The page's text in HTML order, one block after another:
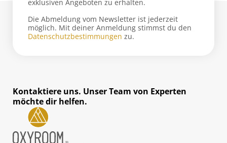
exklusiven Angeboten zu erhalten.
Die Abmeldung vom Newsletter ist jederzeit
möglich. Mit deiner Anmeldung stimmst du den
Datenschutzbestimmungen zu.
Kontaktiere uns. Unser Team von Experten
möchte dir helfen.